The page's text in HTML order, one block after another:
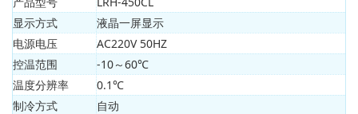
显示方式
液晶一屏显示
电源电压
AC220V 50HZ
控温范围
-10～60℃
温度分辨率
0.1℃
制冷方式
自动